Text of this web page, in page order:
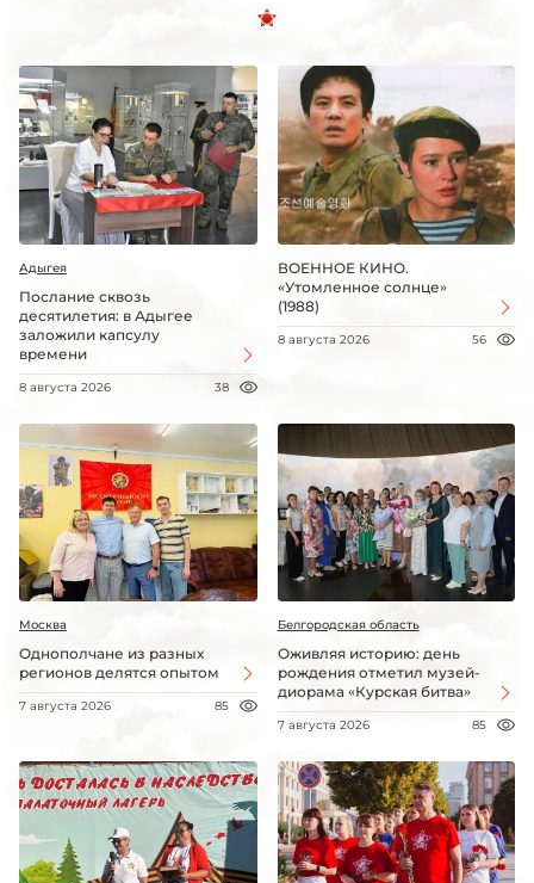
Адыгея
Послание сквозь
десятилетия: в Адыгее
заложили капсулу
времени
8 августа 2026 38
ВОЕННОЕ КИНО.
«Утомленное солнце»
(1988)
8 августа 2026 56
Москва
Однополчане из разных
регионов делятся опытом
7 августа 2026 85
Белгородская область
Оживляя историю: день
рождения отметил музей-
диорама «Курская битва»
7 августа 2026 85